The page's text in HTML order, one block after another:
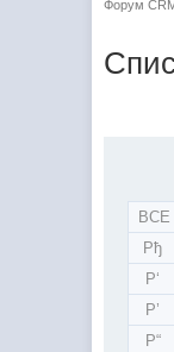
Форум
ВСЕ
Рђ
Р‘
Р’
Р“